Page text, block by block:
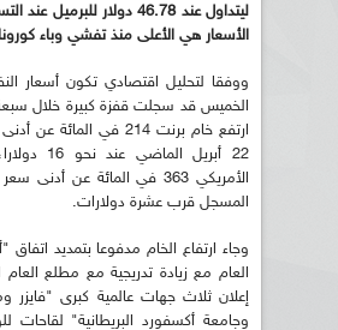
ليتداول عند 46.78 دولار
الأسعار هي الأعلى منذ تفشي وباء
ووفقا لتحليل اقتصادي تكون أسعار
الخميس قد سجلت قفزة كبيرة خلال
ارتفع خام برنت 214 في
22 أبريل
الأمريكي 363 في المائة عن أدنى
المسجل قرب عشرة دولارات.
وجاء ارتفاع الخام مدفوعا بتمديد
العام مع زيادة تدريجية مع مطلع العام
إعلان ثلاث جهات عالمية كبرى "فايزر
وجامعة أكسفورد البريطانية" لقاحات